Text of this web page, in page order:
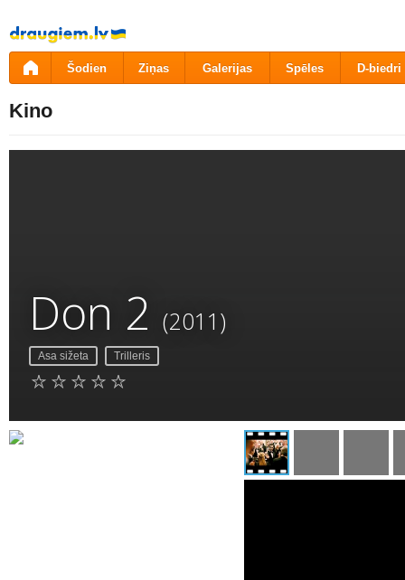
Pāriet
uz
saturu
Šodien Ziņas Galerijas Spēles D-biedri
Kino
Don 2 (2011)
Asa sižeta Trilleris